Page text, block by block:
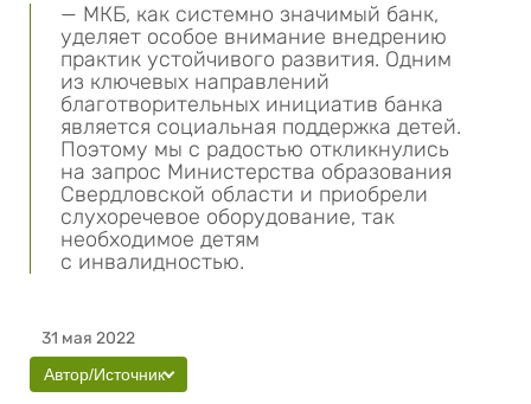
— МКБ, как системно значимый банк,
уделяет особое внимание внедрению
практик устойчивого развития. Одним
из ключевых направлений
благотворительных инициатив банка
является социальная поддержка детей.
Поэтому мы с радостью откликнулись
на запрос Министерства образования
Свердловской области и приобрели
слухоречевое оборудование, так
необходимое детям
с инвалидностью.
31 мая 2022
Автор/Источник